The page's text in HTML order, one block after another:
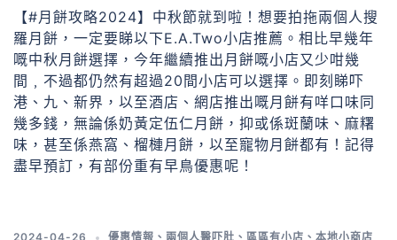
【#月餅攻略2024】中秋節就到啦！想要拍拖兩個人搜
羅月餅，一定要睇以下E.A.Two小店推薦。相比早幾年
嘅中秋月餅選擇，今年繼續推出月餅嘅小店又少咁幾
間﹐不過都仍然有超過20間小店可以選擇。即刻睇吓
港、九、新界，以至酒店、網店推出嘅月餅有咩口味同
幾多錢，無論係奶黃定伍仁月餅，抑或係斑蘭味、麻糬
味，甚至係燕窩、榴槤月餅，以至寵物月餅都有！記得
盡早預訂，有部份重有早鳥優惠呢！
2024-04-26 優惠情報 、 兩個人醫吓肚 、 區區有小店 、 本地小商店